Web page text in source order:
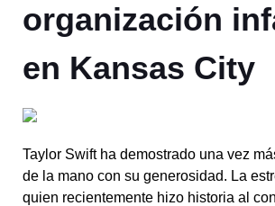
organización
en Kansas City
Taylor Swift ha demostrado una vez
de la mano con su generosidad. La
quien recientemente hizo historia al